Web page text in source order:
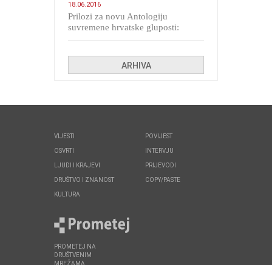
18.06.2016
Prilozi za novu Antologiju
suvremene hrvatske gluposti:
ARHIVA
VIJESTI
OSVRTI
LJUDI I KRAJEVI
DRUŠTVO I ZNANOST
KULTURA
POVIJEST
INTERVJU
PRIJEVODI
COPY/PASTE
PROMETEJ NA
DRUŠTVENIM
MREŽAMA